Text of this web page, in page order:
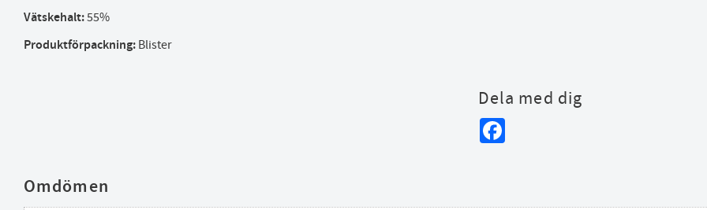
Vätskehalt:55%
Produktförpackning: Blister
Dela med dig
Facebook
Omdömen